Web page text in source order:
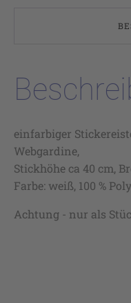
einfarbiger
Webgardine,
Stickhöhe ca 40 cm,
Farbe: weiß, 100 %
Achtung - nur als